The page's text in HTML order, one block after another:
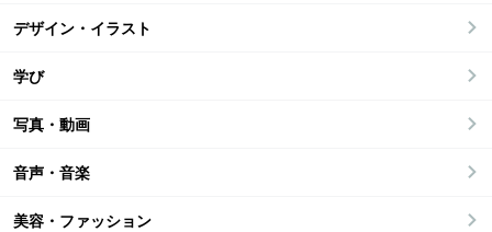
デザイン・イラスト
学び
写真・動画
音声・音楽
美容・ファッション